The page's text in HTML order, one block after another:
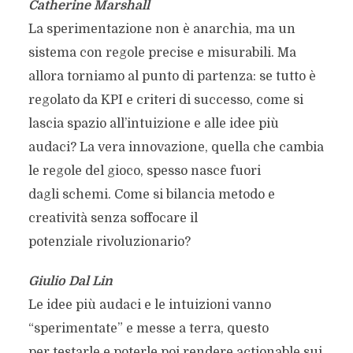
Catherine Marshall
La sperimentazione non è anarchia, ma un
sistema con regole precise e misurabili. Ma
allora torniamo al punto di partenza: se tutto è
regolato da KPI e criteri di successo, come si
lascia spazio all’intuizione e alle idee più
audaci? La vera innovazione, quella che cambia
le regole del gioco, spesso nasce fuori
dagli schemi. Come si bilancia metodo e
creatività senza soffocare il
potenziale rivoluzionario?
Giulio Dal Lin
Le idee più audaci e le intuizioni vanno
“sperimentate” e messe a terra, questo